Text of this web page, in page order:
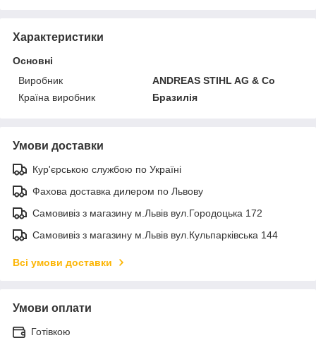
Характеристики
Основні
Виробник
ANDREAS STIHL AG & Co
Країна виробник
Бразилія
Умови доставки
Кур'єрською службою по Україні
Фахова доставка дилером по Львову
Самовивіз з магазину м.Львів вул.Городоцька 172
Самовивіз з магазину м.Львів вул.Кульпарківська 144
Всі умови доставки
Умови оплати
Готівкою